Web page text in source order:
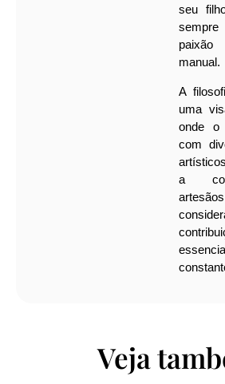
seu
manual.
A
uma
onde o
com
a
Veja